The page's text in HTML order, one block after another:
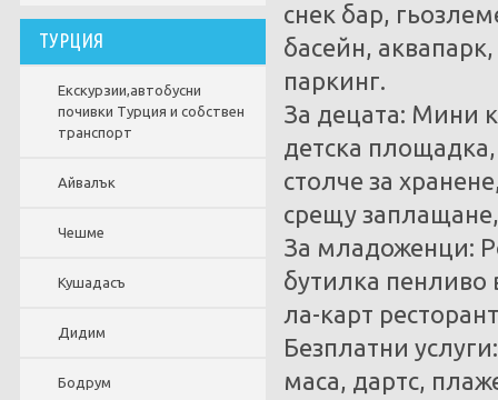
ТУРЦИЯ
Екскурзии,автобусни
почивки Турция и собствен
транспорт
Айвалък
Чешме
Кушадасъ
Дидим
Бодрум
снек бар,
басейн,
паркинг.
За децата: Мини
детска
столче за
срещу
За младоженци:
бутилка пенливо
ла-карт
Безплатни
маса, дартс,